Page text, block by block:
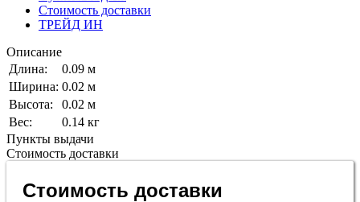
Стоимость доставки
ТРЕЙД ИН
Описание
Длина:
0.09 м
Ширина: 0.02 м
Высота:
0.02 м
Вес:
0.14 кг
Пункты выдачи
Стоимость доставки
Стоимость доставки